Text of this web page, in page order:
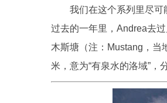
我们在这个系列里尽
过去的一年里，Andrea去
木斯塘（注：Mustang，当
米，意为“有泉水的洛域”，